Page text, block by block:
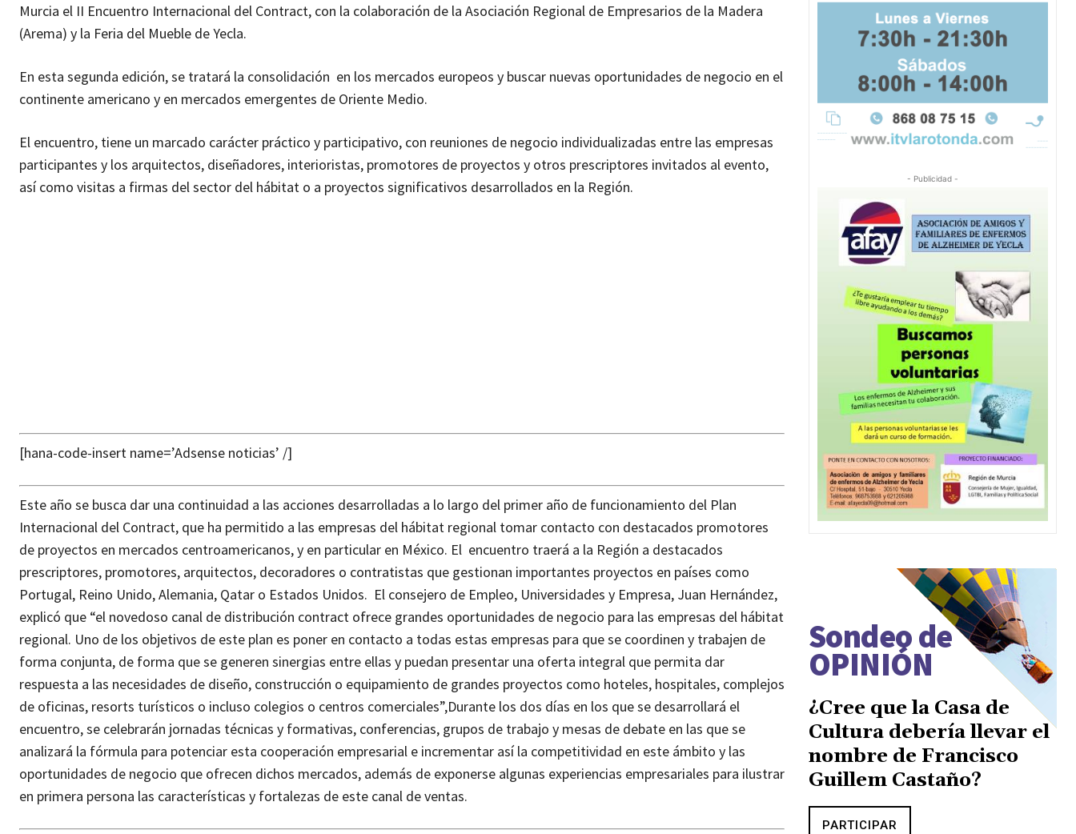
Murcia el II Encuentro Internacional del Contract, con la colaboración de la Asociación Regional de Empresarios de la Madera
(Arema) y la Feria del Mueble de Yecla.
En esta segunda edición, se tratará la consolidación en los mercados europeos y buscar nuevas oportunidades de negocio en el
continente americano y en mercados emergentes de Oriente Medio.
El encuentro, tiene un marcado carácter práctico y participativo, con reuniones de negocio individualizadas entre las empresas
participantes y los arquitectos, diseñadores, interioristas, promotores de proyectos y otros prescriptores invitados al evento,
así como visitas a firmas del sector del hábitat o a proyectos significativos desarrollados en la Región.
[hana-code-insert name=’Adsense noticias’ /]
Este año se busca dar una continuidad a las acciones desarrolladas a lo largo del primer año de funcionamiento del Plan
Internacional del Contract, que ha permitido a las empresas del hábitat regional tomar contacto con destacados promotores
de proyectos en mercados centroamericanos, y en particular en México. El encuentro traerá a la Región a destacados
prescriptores, promotores, arquitectos, decoradores o contratistas que gestionan importantes proyectos en países como
Portugal, Reino Unido, Alemania, Qatar o Estados Unidos. El consejero de Empleo, Universidades y Empresa, Juan Hernández,
explicó que “el novedoso canal de distribución contract ofrece grandes oportunidades de negocio para las empresas del hábitat
regional. Uno de los objetivos de este plan es poner en contacto a todas estas empresas para que se coordinen y trabajen de
forma conjunta, de forma que se generen sinergias entre ellas y puedan presentar una oferta integral que permita dar
respuesta a las necesidades de diseño, construcción o equipamiento de grandes proyectos como hoteles, hospitales, complejos
de oficinas, resorts turísticos o incluso colegios o centros comerciales”,Durante los dos días en los que se desarrollará el
encuentro, se celebrarán jornadas técnicas y formativas, conferencias, grupos de trabajo y mesas de debate en las que se
analizará la fórmula para potenciar esta cooperación empresarial e incrementar así la competitividad en este ámbito y las
oportunidades de negocio que ofrecen dichos mercados, además de exponerse algunas experiencias empresariales para ilustrar
en primera persona las características y fortalezas de este canal de ventas.
- Publicidad -
Sondeo de
OPINIÓN
¿Cree que la Casa de
Cultura debería llevar el
nombre de Francisco
Guillem Castaño?
PARTICIPAR